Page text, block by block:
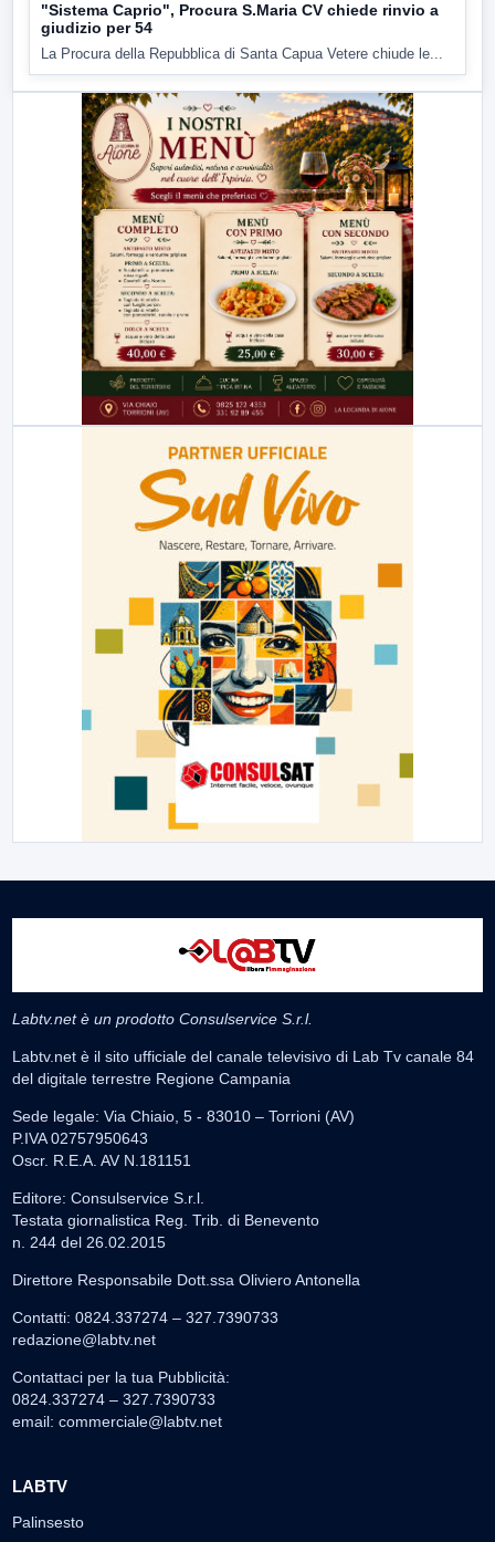
"Sistema Caprio", Procura S.Maria CV chiede rinvio a
giudizio per 54
La Procura della Repubblica di Santa Capua Vetere chiude le...
Labtv.net è un prodotto Consulservice S.r.l.
Labtv.net è il sito ufficiale del canale televisivo di Lab Tv canale 84
del digitale terrestre Regione Campania
Sede legale: Via Chiaio, 5 - 83010 – Torrioni (AV)
P.IVA 02757950643
Oscr. R.E.A. AV N.181151
Editore: Consulservice S.r.l.
Testata giornalistica Reg. Trib. di Benevento
n. 244 del 26.02.2015
Direttore Responsabile Dott.ssa Oliviero Antonella
Contatti: 0824.337274 – 327.7390733
redazione@labtv.net
Contattaci per la tua Pubblicità:
0824.337274 – 327.7390733
email: commerciale@labtv.net
LABTV
Palinsesto